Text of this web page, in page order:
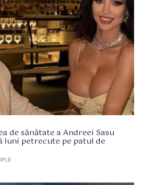
de sănătate a Andreei Sasu
luni petrecute pe patul de